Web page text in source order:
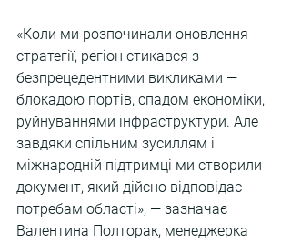
«Коли ми розпочинали оновлення
стратегії, регіон стикався з
безпрецедентними викликами —
блокадою портів, спадом економіки,
руйнуваннями інфраструктури. Але
завдяки спільним зусиллям і
міжнародній підтримці ми створили
документ, який дійсно відповідає
потребам області», — зазначає
Валентина Полторак, менеджерка